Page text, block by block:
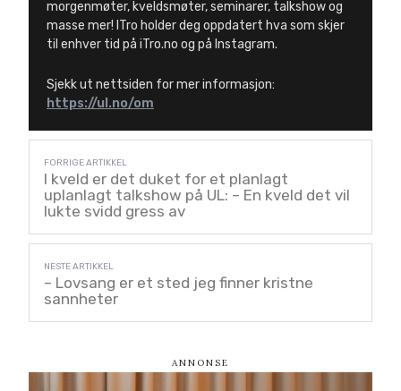
morgenmøter, kveldsmøter, seminarer, talkshow og
masse mer! ITro holder deg oppdatert hva som skjer
til enhver tid på iTro.no og på Instagram.
Sjekk ut nettsiden for mer informasjon:
https://ul.no/om
I kveld er det duket for et planlagt
uplanlagt talkshow på UL: – En kveld det vil
lukte svidd gress av
– Lovsang er et sted jeg finner kristne
sannheter